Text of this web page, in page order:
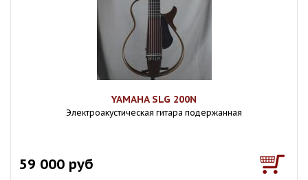
YAMAHA SLG 200N
Электроакустическая гитара подержанная
59 000 руб